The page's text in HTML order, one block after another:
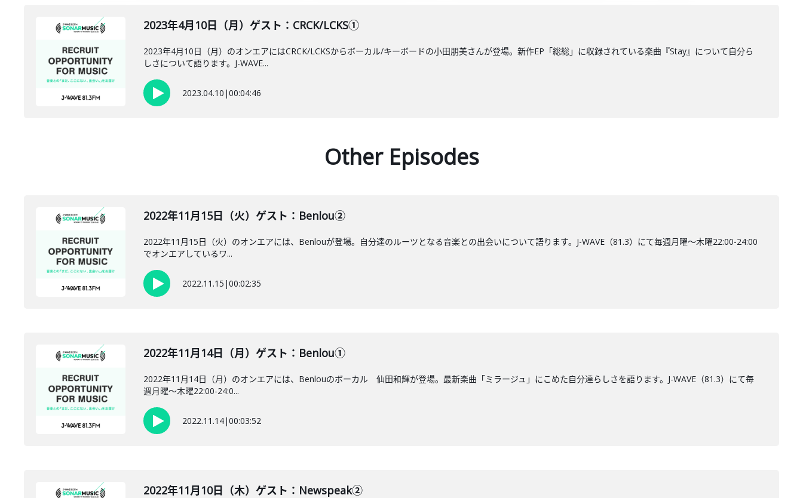
2023年4月10日（月）ゲスト：CRCK/LCKS①
2023年4月10日（月）のオンエアにはCRCK/LCKSからボーカル/キーボードの小田朋美さんが登場。新作EP「総総」に収録されている楽曲『Stay』について自分ら
しさについて語ります。J-WAVE...
2023.04.10 |00:04:46
Other Episodes
2022年11月15日（火）ゲスト：Benlou②
2022年11月15日（火）のオンエアには、Benlouが登場。自分達のルーツとなる音楽との出会いについて語ります。J-WAVE（81.3）にて毎週月曜～木曜22:00-24:00
でオンエアしているワ...
2022.11.15 |00:02:35
2022年11月14日（月）ゲスト：Benlou①
2022年11月14日（月）のオンエアには、Benlouのボーカル 仙田和輝が登場。最新楽曲「ミラージュ」にこめた自分達らしさを語ります。J-WAVE（81.3）にて毎
週月曜～木曜22:00-24:0...
2022.11.14|00:03:52
2022年11月10日（木）ゲスト：Newspeak②